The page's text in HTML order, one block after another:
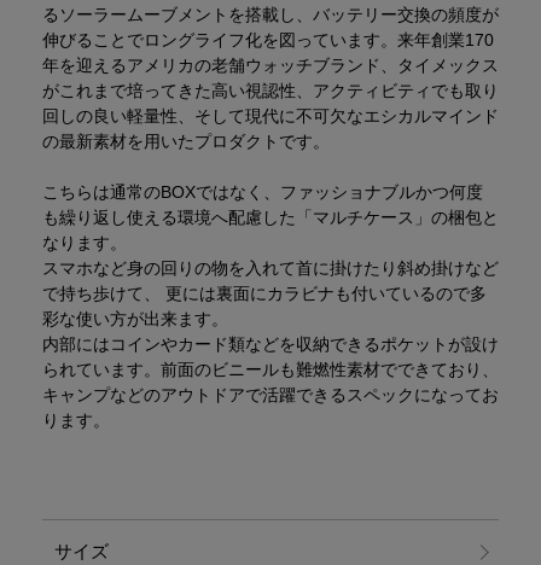
るソーラームーブメントを搭載し、バッテリー交換の頻度が
伸びることでロングライフ化を図っています。来年創業170
年を迎えるアメリカの老舗ウォッチブランド、タイメックス
がこれまで培ってきた高い視認性、アクティビティでも取り
回しの良い軽量性、そして現代に不可欠なエシカルマインド
の最新素材を用いたプロダクトです。
こちらは通常のBOXではなく、ファッショナブルかつ何度
も繰り返し使える環境へ配慮した「マルチケース」の梱包と
なります。
スマホなど身の回りの物を入れて首に掛けたり斜め掛けなど
で持ち歩けて、 更には裏面にカラビナも付いているので多
彩な使い方が出来ます。
内部にはコインやカード類などを収納できるポケットが設け
られています。前面のビニールも難燃性素材でできており、
キャンプなどのアウトドアで活躍できるスペックになってお
ります。
サイズ